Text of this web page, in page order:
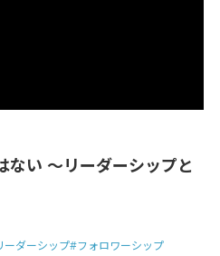
ない 〜リーダーシップと
ーダーシップ#フォロワーシップ